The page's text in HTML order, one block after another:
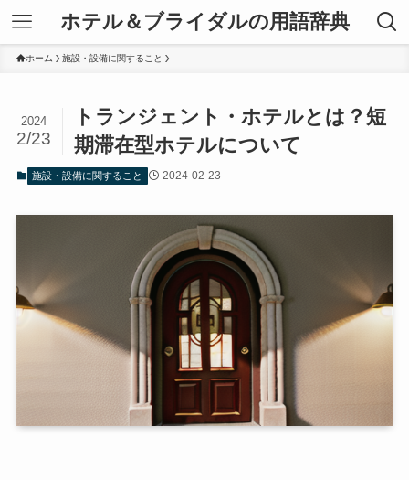
ホテル＆ブライダルの用語辞典
ホーム 施設・設備に関すること
トランジェント・ホテルとは？短
期滞在型ホテルについて
2024
2/23
施設・設備に関すること 2024-02-23